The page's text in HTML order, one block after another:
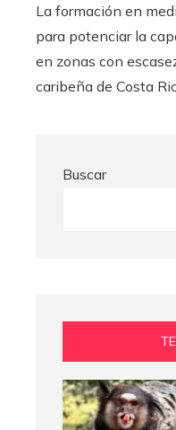
La formación en
para potenciar la
en zonas con
caribeña de Costa
Buscar